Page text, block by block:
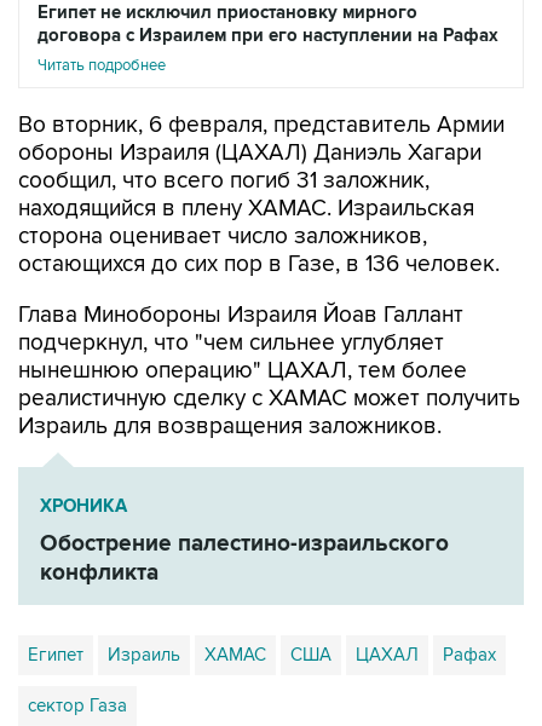
Египет не исключил приостановку мирного
договора с Израилем при его наступлении на Рафах
Читать подробнее
Во вторник, 6 февраля, представитель Армии
обороны Израиля (ЦАХАЛ) Даниэль Хагари
сообщил, что всего погиб 31 заложник,
находящийся в плену ХАМАС. Израильская
сторона оценивает число заложников,
остающихся до сих пор в Газе, в 136 человек.
Глава Минобороны Израиля Йоав Галлант
подчеркнул, что "чем сильнее углубляет
нынешнюю операцию" ЦАХАЛ, тем более
реалистичную сделку с ХАМАС может получить
Израиль для возвращения заложников.
ХРОНИКА
Обострение палестино-израильского
конфликта
Египет Израиль ХАМАС США ЦАХАЛ Рафах
сектор Газа